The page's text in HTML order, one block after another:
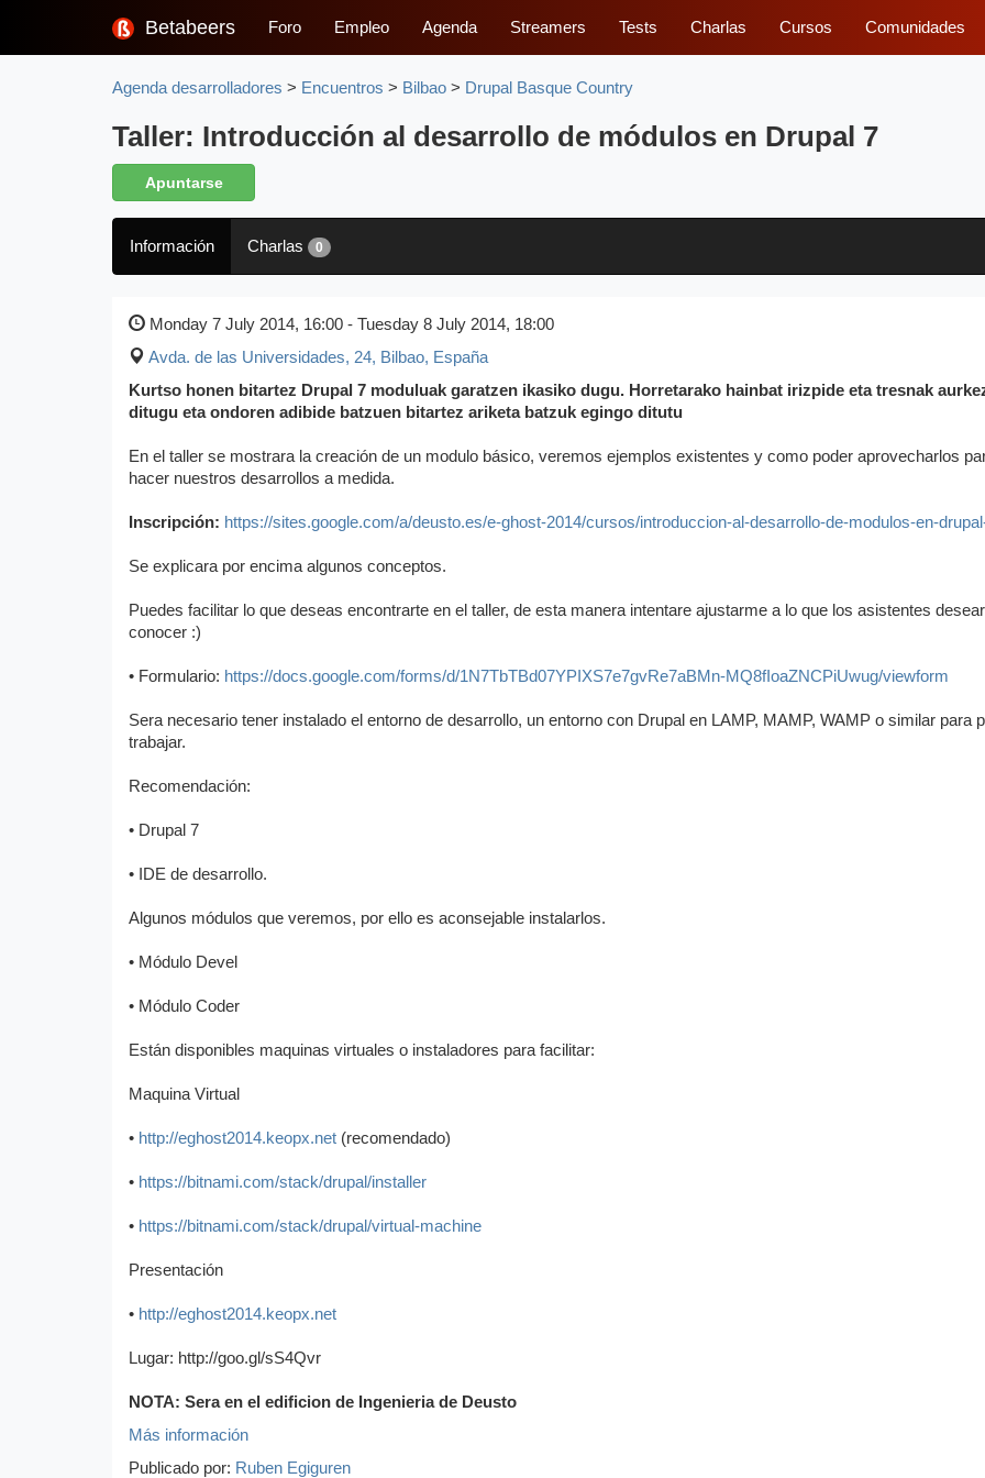
Betabeers Foro Empleo Agenda Streamers Tests Charlas Cursos Comunidades
Agenda desarrolladores > Encuentros > Bilbao > Drupal Basque Country
Taller: Introducción al desarrollo de módulos en Drupal 7
Apuntarse
Información Charlas 0
Monday 7 July 2014, 16:00 - Tuesday 8 July 2014, 18:00
Avda. de las Universidades, 24, Bilbao, España
Kurtso honen bitartez Drupal 7 moduluak garatzen ikasiko dugu. Horretarako hainbat irizpide eta tresnak
ditugu eta ondoren adibide batzuen bitartez ariketa batzuk egingo ditutu
En el taller se mostrara la creación de un modulo básico, veremos ejemplos existentes y como poder aprovecharlos
hacer nuestros desarrollos a medida.
Inscripción: https://sites.google.com/a/deusto.es/e-ghost-2014/cursos/introduccion-al-desarrollo-de-modulos-en-
Se explicara por encima algunos conceptos.
Puedes facilitar lo que deseas encontrarte en el taller, de esta manera intentare ajustarme a lo que los asistentes
conocer :)
• Formulario: https://docs.google.com/forms/d/1N7TbTBd07YPIXS7e7gvRe7aBMn-MQ8fIoaZNCPiUwug/viewform
Sera necesario tener instalado el entorno de desarrollo, un entorno con Drupal en LAMP, MAMP, WAMP o similar para
trabajar.
Recomendación:
• Drupal 7
• IDE de desarrollo.
Algunos módulos que veremos, por ello es aconsejable instalarlos.
• Módulo Devel
• Módulo Coder
Están disponibles maquinas virtuales o instaladores para facilitar:
Maquina Virtual
• http://eghost2014.keopx.net (recomendado)
• https://bitnami.com/stack/drupal/installer
• https://bitnami.com/stack/drupal/virtual-machine
Presentación
• http://eghost2014.keopx.net
Lugar: http://goo.gl/sS4Qvr
NOTA: Sera en el edificion de Ingenieria de Deusto
Más información
Publicado por: Ruben Egiguren